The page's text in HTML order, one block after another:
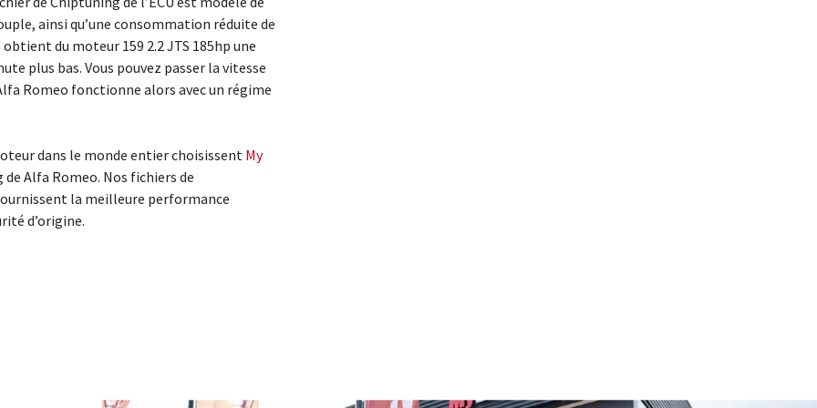
ainsi qu’une consommation réduite de
du moteur 159 2.2 JTS 185hp une
plus bas. Vous pouvez passer la vitesse
Romeo fonctionne alors avec un régime
dans le monde entier choisissent My
Alfa Romeo. Nos fichiers de
la meilleure performance
d’origine.